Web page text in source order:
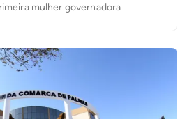
mulher governadora